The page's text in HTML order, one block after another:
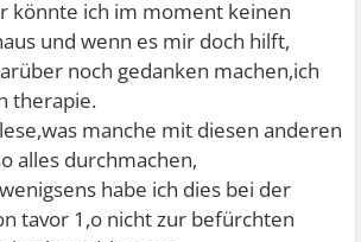
könnte ich im moment keinen
und wenn es mir doch hilft,
noch gedanken machen,ich
therapie.
manche mit diesen anderen
alles durchmachen,
habe ich dies bei der
tavor 1,o nicht zur befürchten